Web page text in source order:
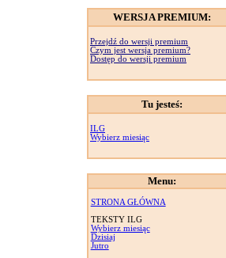
WERSJA PREMIUM:
Przejdź do wersji premium
Czym jest wersja premium?
Dostęp do wersji premium
Tu jesteś:
ILG
Wybierz miesiąc
Menu:
STRONA GŁÓWNA
TEKSTY ILG
Wybierz miesiąc
Dzisiaj
Jutro